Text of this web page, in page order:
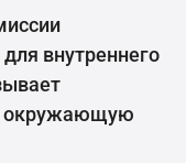
внутреннего
окружающую